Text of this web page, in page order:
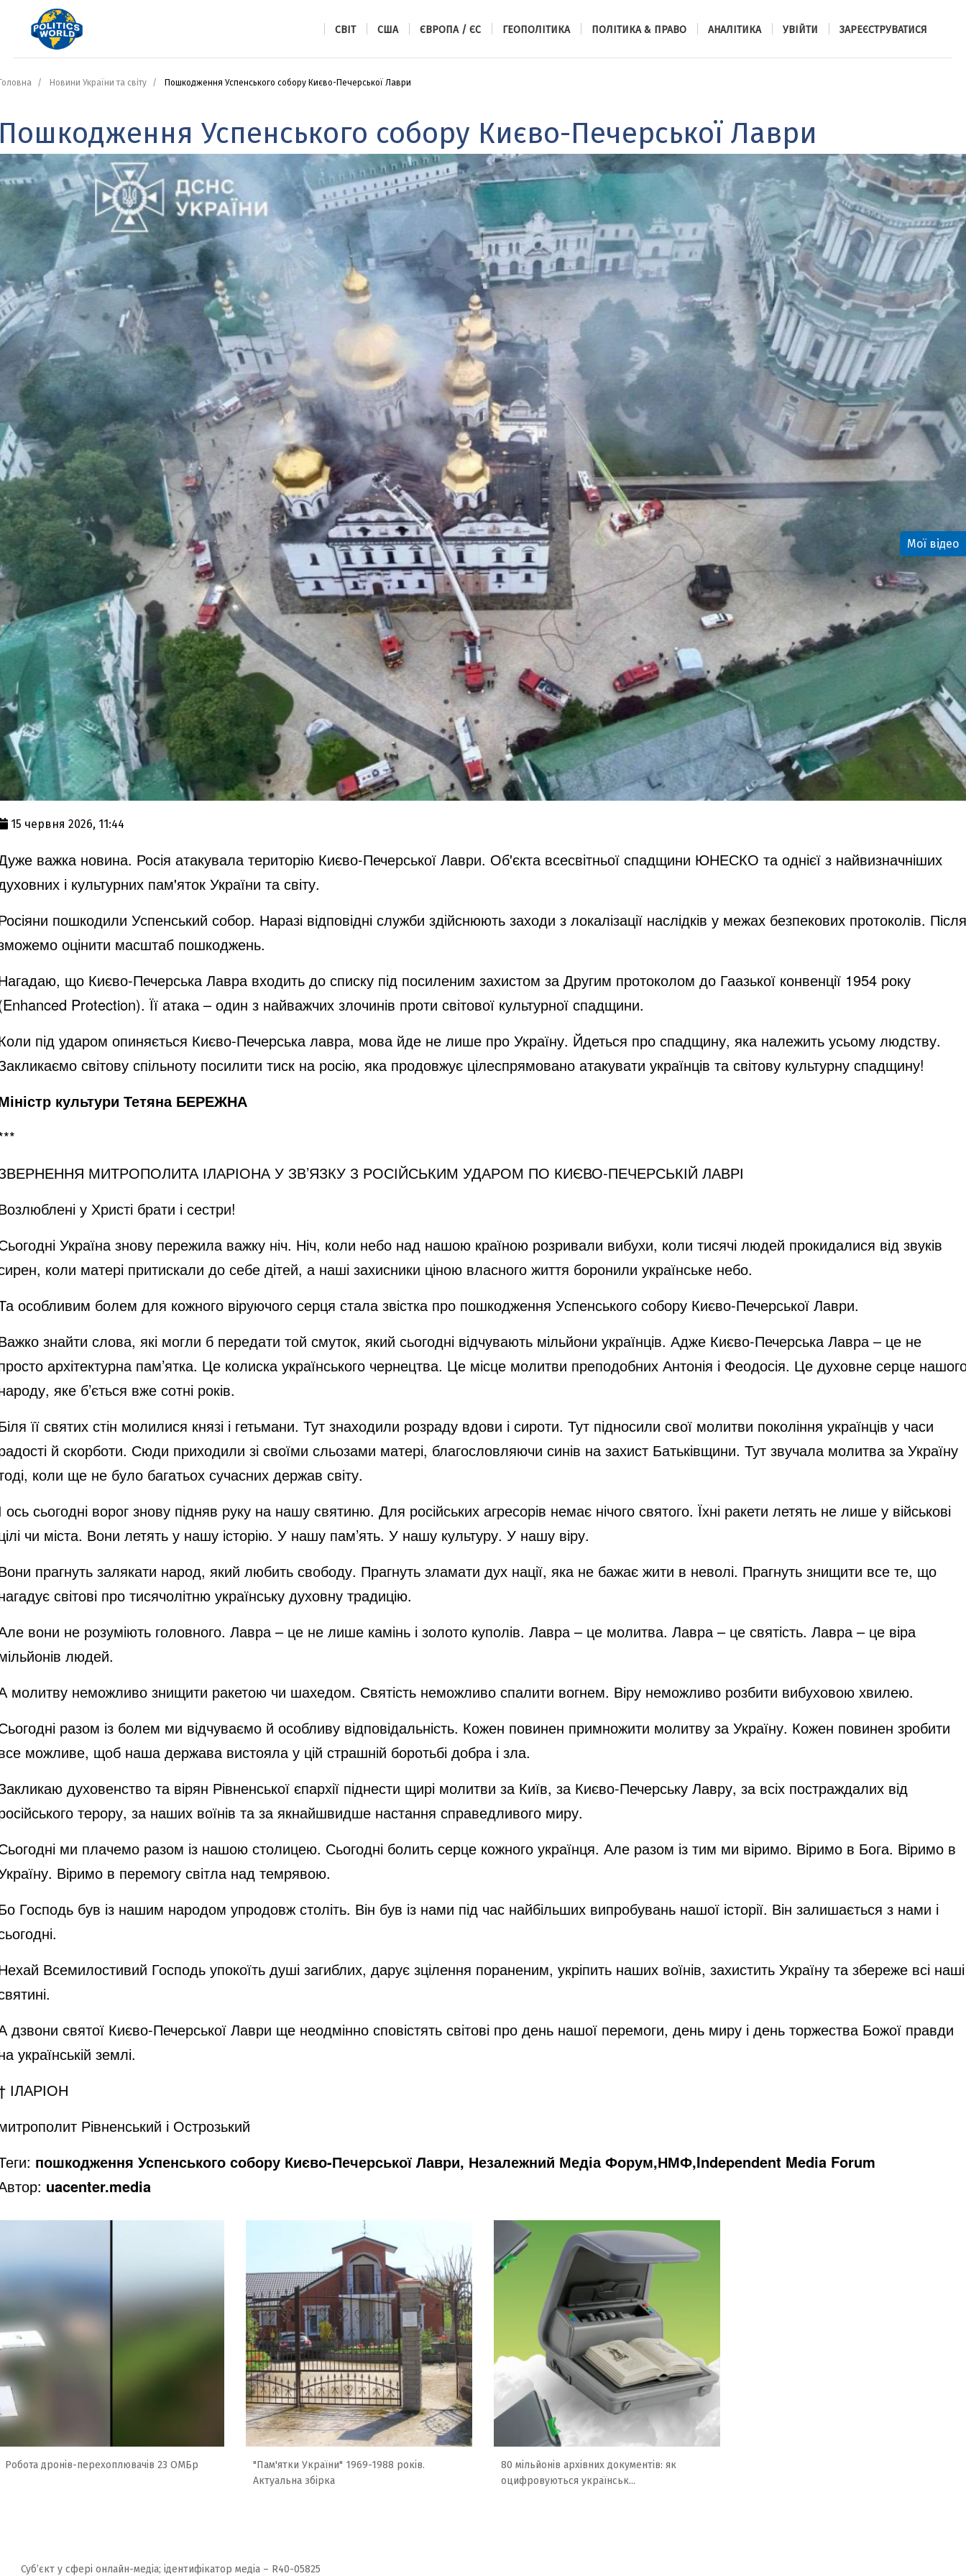
СВІТ США ЄВРОПА / ЄС ГЕОПОЛІТИКА ПОЛІТИКА & ПРАВО АНАЛІТИКА УВІЙТИ ЗАРЕЄСТРУВАТИСЯ
Новини України та світу Пошкодження Успенського собору Києво-Печерської Лаври
Успенського собору Києво-Печерської Лаври
15 червня 2026, 11:44
важка новина. Росія атакувала територію Києво-Печерської Лаври. Об'єкта всесвітньої спадщини ЮНЕСКО та однієї з найвизначніших
і культурних пам'яток України та світу.
пошкодили Успенський собор. Наразі відповідні служби здійснюють заходи з локалізації наслідків у межах безпекових протоколів. Після
оцінити масштаб пошкоджень.
що Києво-Печерська Лавра входить до списку під посиленим захистом за Другим протоколом до Гаазької конвенції 1954 року
Protection). Її атака – один з найважчих злочинів проти світової культурної спадщини.
під ударом опиняється Києво-Печерська лавра, мова йде не лише про Україну. Йдеться про спадщину, яка належить усьому людству.
світову спільноту посилити тиск на росію, яка продовжує цілеспрямовано атакувати українців та світову культурну спадщину!
культури Тетяна БЕРЕЖНА
МИТРОПОЛИТА ІЛАРІОНА У ЗВ’ЯЗКУ З РОСІЙСЬКИМ УДАРОМ ПО КИЄВО-ПЕЧЕРСЬКІЙ ЛАВРІ
у Христі брати і сестри!
Україна знову пережила важку ніч. Ніч, коли небо над нашою країною розривали вибухи, коли тисячі людей прокидалися від звуків
коли матері притискали до себе дітей, а наші захисники ціною власного життя боронили українське небо.
особливим болем для кожного віруючого серця стала звістка про пошкодження Успенського собору Києво-Печерської Лаври.
знайти слова, які могли б передати той смуток, який сьогодні відчувають мільйони українців. Адже Києво-Печерська Лавра – це не
архітектурна пам’ятка. Це колиска українського чернецтва. Це місце молитви преподобних Антонія і Феодосія. Це духовне серце
яке б’ється вже сотні років.
її святих стін молилися князі і гетьмани. Тут знаходили розраду вдови і сироти. Тут підносили свої молитви покоління українців у часи
й скорботи. Сюди приходили зі своїми сльозами матері, благословляючи синів на захист Батьківщини. Тут звучала молитва за Україну
коли ще не було багатьох сучасних держав світу.
ось сьогодні ворог знову підняв руку на нашу святиню. Для російських агресорів немає нічого святого. Їхні ракети летять не лише у військові
чи міста. Вони летять у нашу історію. У нашу пам’ять. У нашу культуру. У нашу віру.
прагнуть залякати народ, який любить свободу. Прагнуть зламати дух нації, яка не бажає жити в неволі. Прагнуть знищити все те, що
світові про тисячолітню українську духовну традицію.
вони не розуміють головного. Лавра – це не лише камінь і золото куполів. Лавра – це молитва. Лавра – це святість. Лавра – це віра
людей.
молитву неможливо знищити ракетою чи шахедом. Святість неможливо спалити вогнем. Віру неможливо розбити вибуховою хвилею.
разом із болем ми відчуваємо й особливу відповідальність. Кожен повинен примножити молитву за Україну. Кожен повинен зробити
можливе, щоб наша держава вистояла у цій страшній боротьбі добра і зла.
духовенство та вірян Рівненської єпархії піднести щирі молитви за Київ, за Києво-Печерську Лавру, за всіх постраждалих від
терору, за наших воїнів та за якнайшвидше настання справедливого миру.
ми плачемо разом із нашою столицею. Сьогодні болить серце кожного українця. Але разом із тим ми віримо. Віримо в Бога. Віримо в
Віримо в перемогу світла над темрявою.
Господь був із нашим народом упродовж століть. Він був із нами під час найбільших випробувань нашої історії. Він залишається з нами і
Всемилостивий Господь упокоїть душі загиблих, дарує зцілення пораненим, укріпить наших воїнів, захистить Україну та збереже всі наші
дзвони святої Києво-Печерської Лаври ще неодмінно сповістять світові про день нашої перемоги, день миру і день торжества Божої правди
українській землі.
ІЛАРІОН
Рівненський і Острозький
пошкодження Успенського собору Києво-Печерської Лаври, Незалежний Медіа Форум,НМФ,Independent Media Forum
uacenter.media
Робота дронів-перехоплювачів 23 ОМБр
"Пам'ятки України" 1969-1988 років.
Актуальна збірка
80 мільйонів архівних документів: як
оцифровуються українськ...
Суб’єкт у сфері онлайн-медіа; ідентифікатор медіа – R40-05825
Мої відео